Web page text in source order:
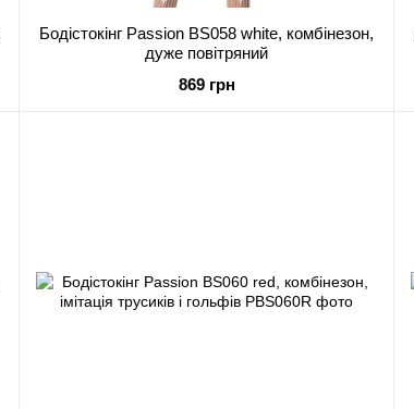
Бодістокінг Passion BS058 white, комбінезон,
дуже повітряний
869 грн